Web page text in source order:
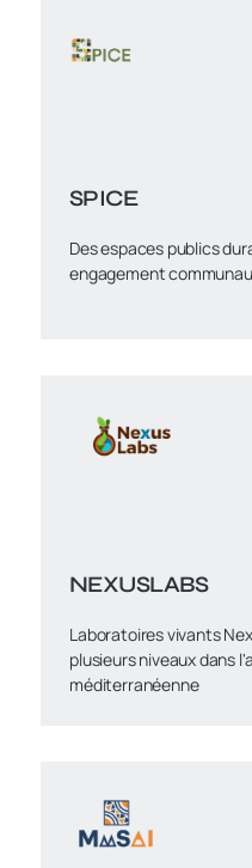
SPICE
Des espaces publics
engagement
NEXUSLABS
Laboratoires vivants
plusieurs niveaux dans
méditerranéenne